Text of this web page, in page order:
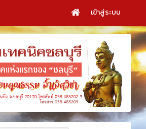
เข้าสู่ระบบ